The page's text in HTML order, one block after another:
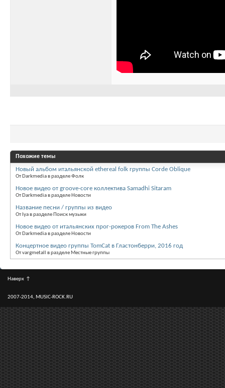
Похожие темы
Новый альбом итальянской ethereal folk группы Corde Oblique
От Darkmedia в разделе Фолк
Новое видео от groove-core коллектива Samadhi Sitaram
От Darkmedia в разделе Новости
Название песни / группы из видео
От Iya в разделе Поиск музыки
Новое видео от итальянских прог-рокеров From The Ashes
От Darkmedia в разделе Новости
Концертное видео группы TomCat в Гластонберри, 2016 год
От vargmetall в разделе Местные группы
Наверх ↑
2007-2014, MUSIC-ROCK.RU